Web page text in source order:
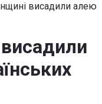
висадили алею